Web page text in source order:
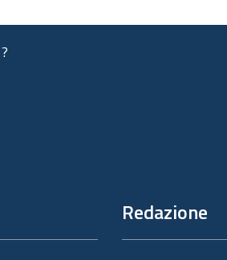
Redazione